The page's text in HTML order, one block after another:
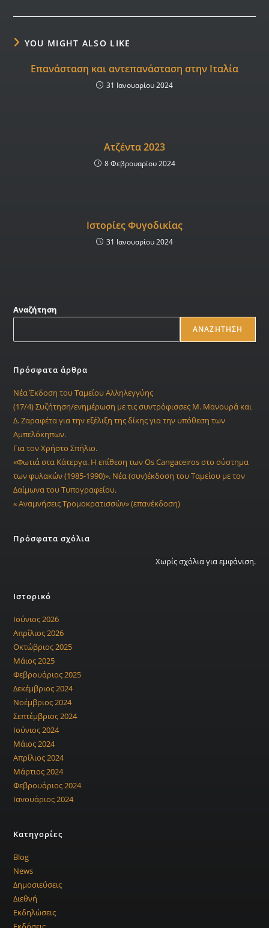
YOU MIGHT ALSO LIKE
Επανάσταση και αντεπανάσταση στην Ιταλία
31 Ιανουαρίου 2024
Ατζέντα 2023
8 Φεβρουαρίου 2024
Ιστορίες Φυγοδικίας
31 Ιανουαρίου 2024
Αναζήτηση
ΑΝΑΖΉΤΗΣΗ
Πρόσφατα άρθρα
Νέα Έκδοση του Ταμείου Αλληλεγγύης
(17/4) Συζήτηση/ενημέρωση με τις συντρόφισσες Μ. Μανουρά και
Δ. Ζαραφέτα για την εξέλιξη της δίκης για την υπόθεση των
Αμπελόκηπων.
Για τον Χρήστο Σπήλιο.
«Φωτιά στα Κάτεργα. Η επίθεση των Os Cangaceiros στο σύστημα
των φυλακών (1985-1990)». Νέα (συν)έκδοση του Ταμείου με τον
Δαίμωνα του Τυπογραφείου.
« Αναμνήσεις Τρομοκρατισσών» (επανέκδοση)
Πρόσφατα σχόλια
Χωρίς σχόλια για εμφάνιση.
Ιστορικό
Ιούνιος 2026
Απρίλιος 2026
Οκτώβριος 2025
Μάιος 2025
Φεβρουάριος 2025
Δεκέμβριος 2024
Νοέμβριος 2024
Σεπτέμβριος 2024
Ιούνιος 2024
Μάιος 2024
Απρίλιος 2024
Μάρτιος 2024
Φεβρουάριος 2024
Ιανουάριος 2024
Kατηγορίες
Blog
News
Δημοσιεύσεις
Διεθνή
Εκδηλώσεις